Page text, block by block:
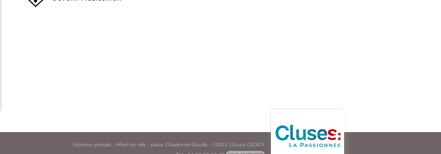
Adresse postale : Hôtel de ville - place Charles-de-Gaulle - 74302 Cluses CEDEX